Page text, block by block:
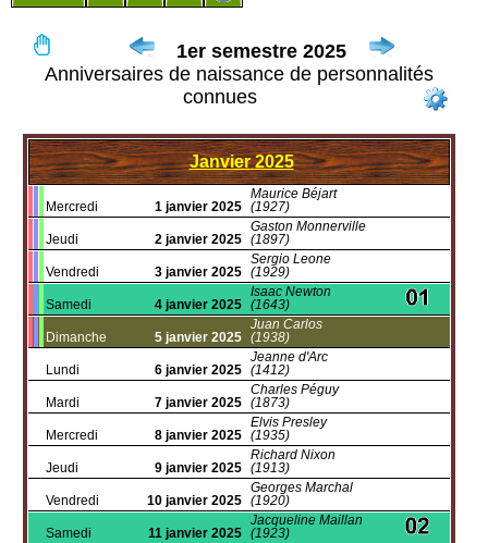
1er semestre 2025
Anniversaires de naissance de personnalités
connues
Janvier 2025
Mercredi 1 janvier 2025
Maurice Béjart
(1927)
Jeudi 2 janvier 2025
Gaston Monnerville
(1897)
Vendredi 3 janvier 2025
Sergio Leone
(1929)
Samedi 4 janvier 2025
Isaac Newton
(1643)
Dimanche 5 janvier 2025
Juan Carlos
(1938)
Lundi 6 janvier 2025
Jeanne d'Arc
(1412)
Mardi 7 janvier 2025
Charles Péguy
(1873)
Mercredi 8 janvier 2025
Elvis Presley
(1935)
Jeudi 9 janvier 2025
Richard Nixon
(1913)
Vendredi 10 janvier 2025
Georges Marchal
(1920)
Samedi 11 janvier 2025
Jacqueline Maillan
(1923)